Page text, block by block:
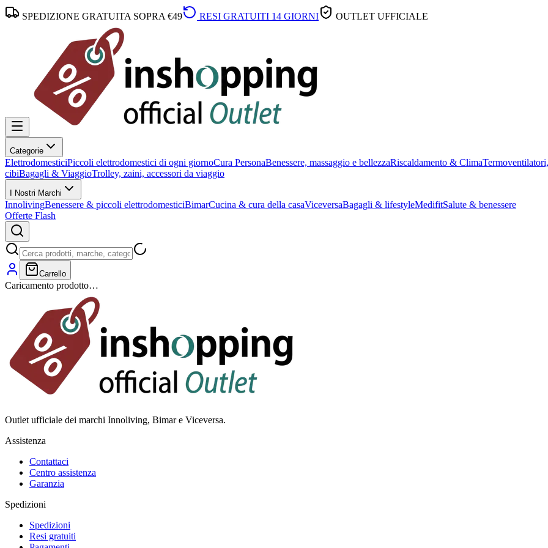
SPEDIZIONE GRATUITA SOPRA €49 RESI GRATUITI 14 GIORNI OUTLET UFFICIALE
Categorie
ElettrodomesticiPiccoli elettrodomestici di ogni giornoCura PersonaBenessere, massaggio e bellezzaRiscaldamento & Clima
cibiBagagli & ViaggioTrolley, zaini, accessori da viaggio
I Nostri Marchi
InnolivingBenessere & piccoli elettrodomesticiBimarCucina & cura della casaViceversaBagagli & lifestyleMedifitSalute & benessere
Offerte Flash
Carrello
Caricamento prodotto…
Outlet ufficiale dei marchi Innoliving, Bimar e Viceversa.
Assistenza
Contattaci
Centro assistenza
Garanzia
Spedizioni
Spedizioni
Resi gratuiti